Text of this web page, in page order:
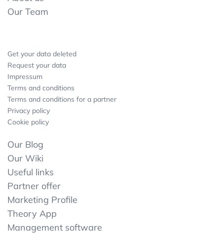
Our Team
Get your data deleted
Request your data
Impressum
Terms and conditions
Terms and conditions for a partner
Privacy policy
Cookie policy
Our Blog
Our Wiki
Useful links
Partner offer
Marketing Profile
Theory App
Management software